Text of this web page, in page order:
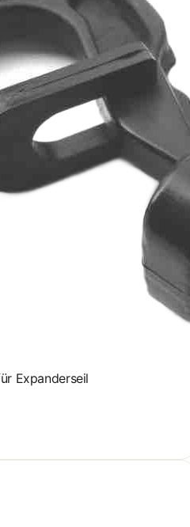
Expanderseil